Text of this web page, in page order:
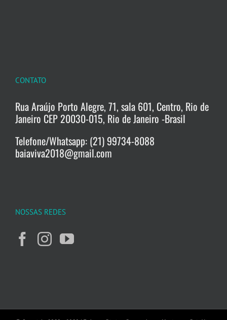
CONTATO
Rua Araújo Porto Alegre, 71, sala 601, Centro, Rio de
Janeiro CEP 20030-015, Rio de Janeiro -Brasil
Telefone/Whatsapp: (21) 99734-8088
baiaviva2018@gmail.com
NOSSAS REDES